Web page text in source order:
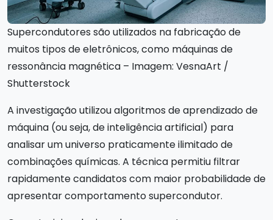
Supercondutores são utilizados na fabricação de
muitos tipos de eletrônicos, como máquinas de
ressonância magnética – Imagem: VesnaArt /
Shutterstock
A investigação utilizou algoritmos de aprendizado de
máquina (ou seja, de inteligência artificial) para
analisar um universo praticamente ilimitado de
combinações químicas. A técnica permitiu filtrar
rapidamente candidatos com maior probabilidade de
apresentar comportamento supercondutor.